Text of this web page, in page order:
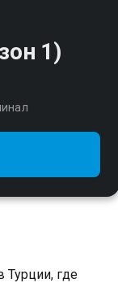
1)
Турции, где